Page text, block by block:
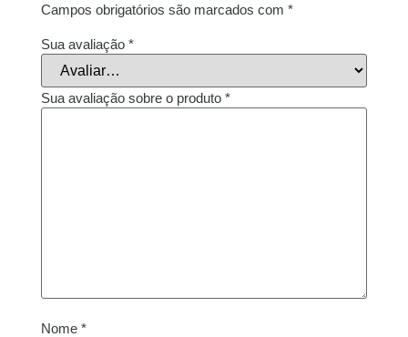
Campos obrigatórios são marcados com *
Sua avaliação *
Sua avaliação sobre o produto *
Nome *